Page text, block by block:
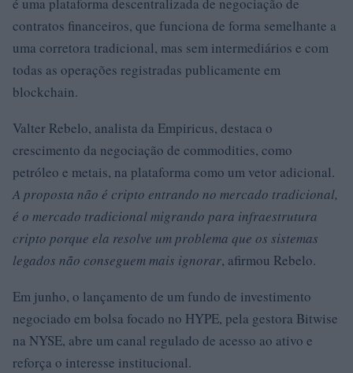
é uma plataforma descentralizada de negociação de
contratos financeiros, que funciona de forma semelhante a
uma corretora tradicional, mas sem intermediários e com
todas as operações registradas publicamente em
blockchain.
Valter Rebelo, analista da Empiricus, destaca o
crescimento da negociação de commodities, como
petróleo e metais, na plataforma como um vetor adicional.
A proposta não é cripto entrando no mercado tradicional,
é o mercado tradicional migrando para infraestrutura
cripto porque ela resolve um problema que os sistemas
legados não conseguem mais ignorar, afirmou Rebelo.
Em junho, o lançamento de um fundo de investimento
negociado em bolsa focado no HYPE, pela gestora Bitwise
na NYSE, abre um canal regulado de acesso ao ativo e
reforça o interesse institucional.